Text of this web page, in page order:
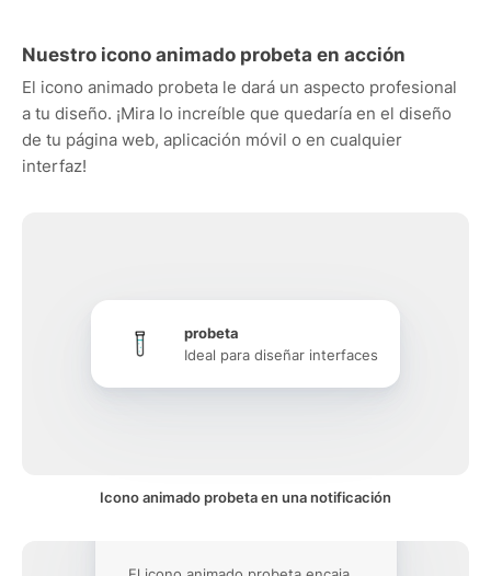
Nuestro icono animado probeta en acción
El icono animado probeta le dará un aspecto profesional
a tu diseño. ¡Mira lo increíble que quedaría en el diseño
de tu página web, aplicación móvil o en cualquier
interfaz!
probeta
Ideal para diseñar interfaces
Icono animado probeta en una notificación